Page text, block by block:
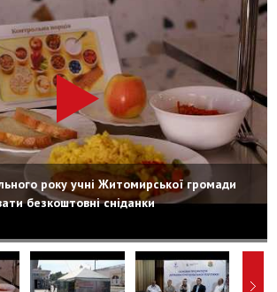
року учні Житомирської громади
безкоштовні сніданки